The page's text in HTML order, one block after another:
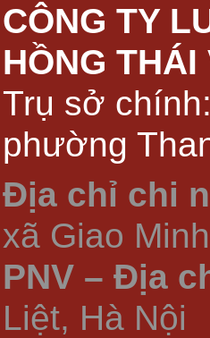
CÔNG TY
HỒNG
Trụ sở
phường
Địa chỉ chi
xã Giao
PNV – Địa
Liệt, Hà Nội